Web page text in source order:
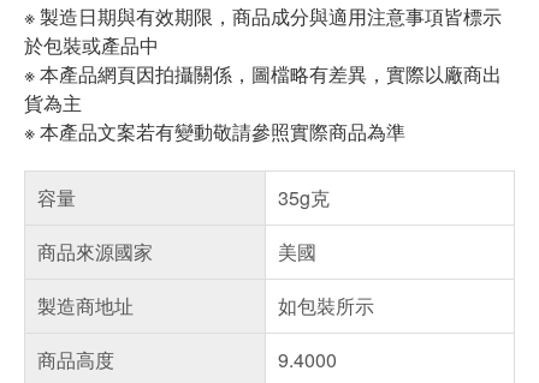
※ 製造日期與有效期限，商品成分與適用注意事項皆標示
於包裝或產品中
※ 本產品網頁因拍攝關係，圖檔略有差異，實際以廠商出
貨為主
※ 本產品文案若有變動敬請參照實際商品為準
容量
35g克
商品來源國家
美國
製造商地址
如包裝所示
商品高度
9.4000